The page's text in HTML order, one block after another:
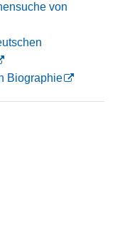
von
Biographie